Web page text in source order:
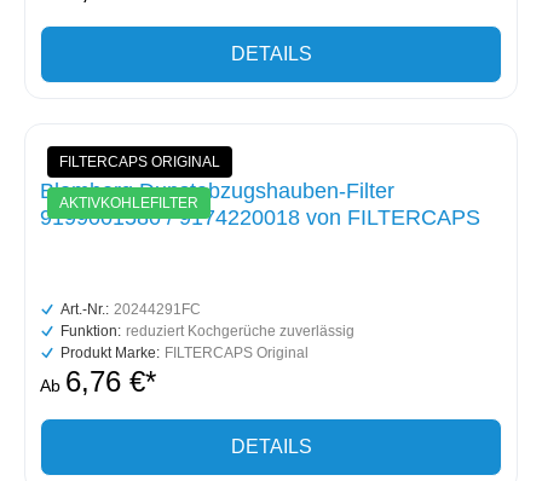
DETAILS
FILTERCAPS ORIGINAL
AKTIVKOHLEFILTER
Blomberg Dunstabzugshauben-Filter
9199001580 / 9174220018 von FILTERCAPS
Art.-Nr.: 20244291FC
Funktion: reduziert Kochgerüche zuverlässig
Produkt Marke: FILTERCAPS Original
Ab 6,76 €*
DETAILS